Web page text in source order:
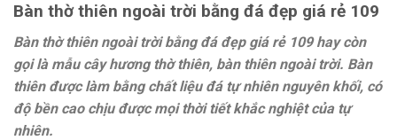
Bàn thờ thiên ngoài trời bằng đá đẹp giá rẻ 109
Bàn thờ thiên ngoài trời bằng đá đẹp giá rẻ 109 hay còn
gọi là mẫu cây hương thờ thiên, bàn thiên ngoài trời. Bàn
thiên được làm bằng chất liệu đá tự nhiên nguyên khối, có
độ bền cao chịu được mọi thời tiết khắc nghiệt của tự
nhiên.